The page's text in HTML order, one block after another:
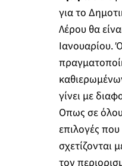
για το
Λέρου θα
Ιανουαρίου.
γίνει με
Οπως σε
επιλογές
σχετίζονται
τον